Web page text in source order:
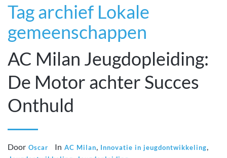
Tag archief Lokale
gemeenschappen
AC Milan Jeugdopleiding:
De Motor achter Succes
Onthuld
Door Oscar In AC Milan, Innovatie in jeugdontwikkeling,